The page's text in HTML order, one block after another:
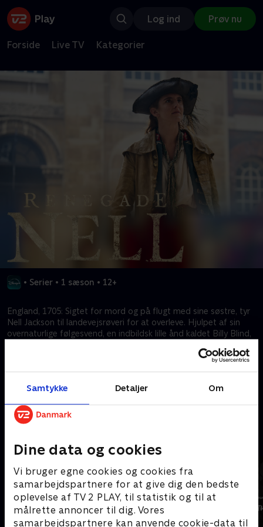
Samtykke Detaljer Om
Dine data og cookies
Vi bruger egne cookies og cookies fra
samarbejdspartnere for at give dig den bedste
oplevelse af TV 2 PLAY, til statistik og til at
målrette annoncer til dig. Vores
samarbejdspartnere kan anvende cookie-data til
Log ind Prøv nu
Forside Live TV Kategorier
• Serier • 1 sæson • 12+
England, 1705: Sigtet for mord og på flugt med sine søstre, tyr
Nell Jackson til landevejsrøveri for at overleve. Hjulpet af sin
overnaturlige følgesvend, en indbildsk lille ånd kaldet Billy Blind,
hende over på den forkerte side af loven. En grund, der er
dronning.
Kræver tilkøb
Mere indhold fra Disney+